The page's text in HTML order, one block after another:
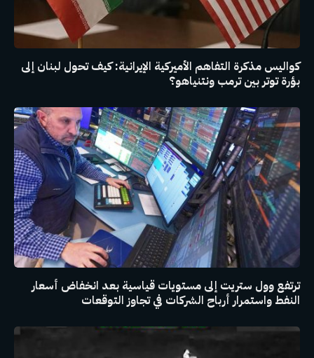
كواليس مذكرة التفاهم الأميركية الإيرانية: كيف تحول لبنان إلى
بؤرة توتر بين ترمب ونتنياهو؟
ترتفع وول ستريت إلى مستويات قياسية بعد انخفاض أسعار
النفط واستمرار أرباح الشركات في تجاوز التوقعات